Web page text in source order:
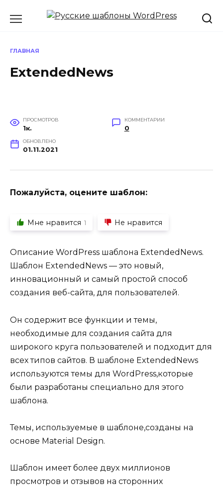
ГЛАВНАЯ
ExtendedNews
ПРОСМОТРОВ
1к.
КОММЕНТАРИИ
0
ОБНОВЛЕНО
01.11.2021
Пожалуйста, оцените шаблон:
Мне нравится 1 Не нравится
Описание WordPress шаблона ExtendedNews.
Шаблон ExtendedNews — это новый,
инновационный и самый простой способ
создания веб-сайта, для пользователей.
Он содержит все функции и темы,
необходимые для создания сайта для
широкого круга пользователей и подходит для
всех типов сайтов. В шаблоне ExtendedNews
используются темы для WordPress,которые
были разработаны специально для этого
шаблона.
Темы, используемые в шаблоне,созданы на
основе Material Design.
Шаблон имеет более двух миллионов
просмотров и отзывов на сторонних